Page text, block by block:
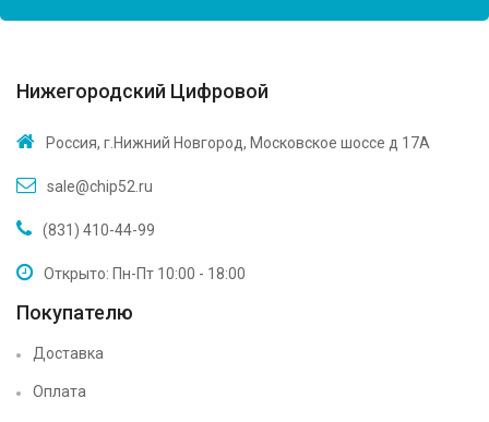
Нижегородский Цифровой
Россия, г.Нижний Новгород, Московское шоссе д 17А
sale@chip52.ru
(831) 410-44-99
Открыто: Пн-Пт 10:00 - 18:00
Покупателю
Доставка
Оплата